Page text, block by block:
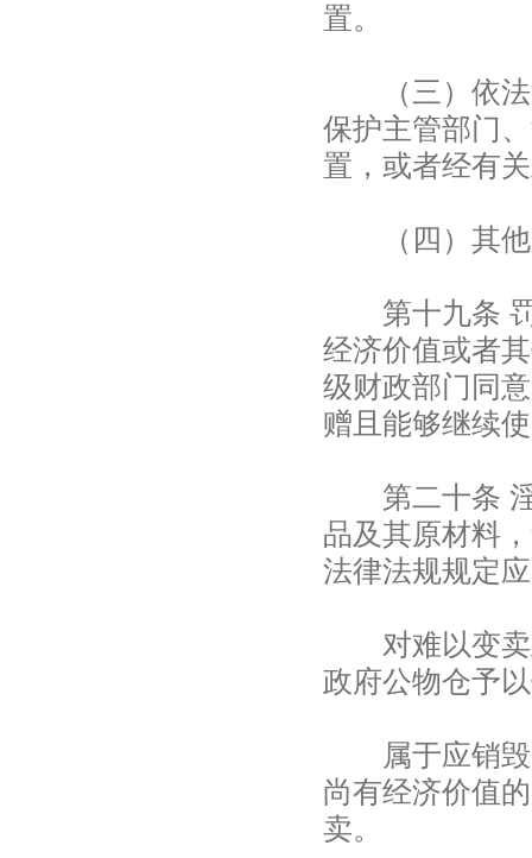
置。
（三）依法
保护主管部门
置，或者经有
（四）其他
第十九条 罚
经济价值或者
级财政部门同
赠且能够继续
第二十条 淫
品及其原材料
法律法规规定
对难以变卖
政府公物仓予
属于应销毁
尚有经济价值
卖。